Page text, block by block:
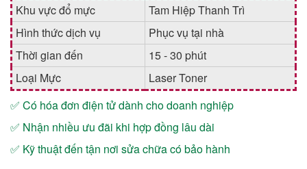
Khu vực đổ mực
Tam Hiệp Thanh Trì
Hình thức dịch vụ
Phục vụ tại nhà
Thời gian đến
15 - 30 phút
Loại Mực
Laser Toner
✅ Có hóa đơn điện tử dành cho doanh nghiệp
✅ Nhận nhiều ưu đãi khi hợp đồng lâu dài
✅ Kỹ thuật đến tận nơi sửa chữa có bảo hành